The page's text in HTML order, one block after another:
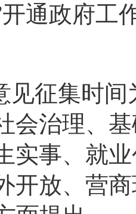
通政府工
见征集时间
会治理、
实事、就
开放、营